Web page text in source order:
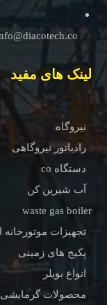
لینک های مفید
نیروگاه
رادیاتور نیروگاهی
دستگاه co
آب شیرین کن
waste gas boiler
تجهیزات موتورخانه
پکیج های زمینی
انواع بویلر
محصولات گرمایشی